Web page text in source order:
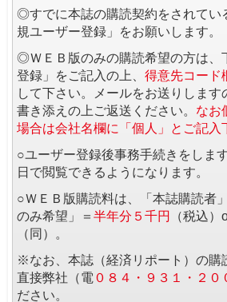
◎すでに本誌の購読契約をされてい
規ユーザー登録」をお願いします。
◎ＷＥＢ版のみの購読希望の方は、
登録」をご記入の上、 得意先コード
して下さい。メールをお送りします
書き添えの上ご返送ください。 なお
場合は会社名欄に「個人」とご記入
○ユーザー登録後事務手続きをしま
日で閲覧できるようになります。
○ＷＥＢ版購読料は、「本誌購読者
のみ希望」＝ 半年分５千円 （税込）
（同）。
※なお、本誌（経済リポート）の購
直接弊社（電 ０８４・９３１・２０
ださい。